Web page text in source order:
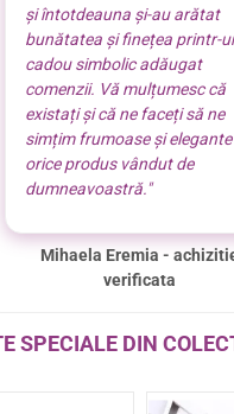
și întotdeauna și-au arătat
bunătatea și finețea printr-
cadou simbolic adăugat
comenzii. Vă mulțumesc că
existați și că ne faceți să ne
simțim frumoase și
orice produs vândut de
dumneavoastră."
Mihaela Eremia -
verificata
SPECIALE DIN